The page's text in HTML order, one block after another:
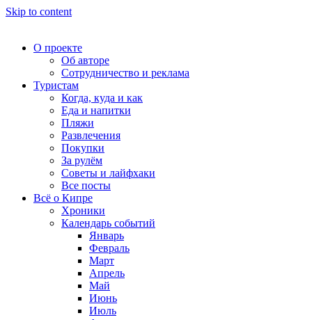
Skip to content
О проекте
Об авторе
Сотрудничество и реклама
Туристам
Когда, куда и как
Еда и напитки
Пляжи
Развлечения
Покупки
За рулём
Советы и лайфхаки
Все посты
Всё о Кипре
Хроники
Календарь событий
Январь
Февраль
Март
Апрель
Май
Июнь
Июль